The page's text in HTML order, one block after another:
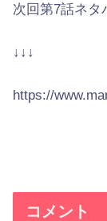
次回第7話ネタ
↓↓↓
https://
コメント